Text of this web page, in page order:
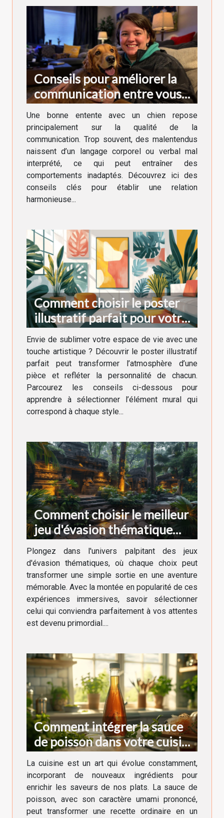
Conseils pour améliorer la
communication entre vous
et votre chien
Une bonne entente avec un chien repose
principalement sur la qualité de la
communication. Trop souvent, des malentendus
naissent d’un langage corporel ou verbal mal
interprété, ce qui peut entraîner des
comportements inadaptés. Découvrez ici des
conseils clés pour établir une relation
harmonieuse...
Comment choisir le poster
illustratif parfait pour votre
décoration intérieure
Envie de sublimer votre espace de vie avec une
touche artistique ? Découvrir le poster illustratif
parfait peut transformer l’atmosphère d’une
pièce et refléter la personnalité de chacun.
Parcourez les conseils ci-dessous pour
apprendre à sélectionner l’élément mural qui
correspond à chaque style...
Comment choisir le meilleur
jeu d'évasion thématique
pour votre prochaine
aventure
Plongez dans l'univers palpitant des jeux
d'évasion thématiques, où chaque choix peut
transformer une simple sortie en une aventure
mémorable. Avec la montée en popularité de ces
expériences immersives, savoir sélectionner
celui qui conviendra parfaitement à vos attentes
est devenu primordial....
Comment intégrer la sauce
de poisson dans votre cuisine
quotidienne
La cuisine est un art qui évolue constamment,
incorporant de nouveaux ingrédients pour
enrichir les saveurs de nos plats. La sauce de
poisson, avec son caractère umami prononcé,
peut transformer une recette ordinaire en un